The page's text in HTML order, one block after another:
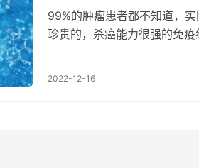
99%的肿瘤患者都不知道，
珍贵的，杀癌能力很强的免疫
2022-12-16